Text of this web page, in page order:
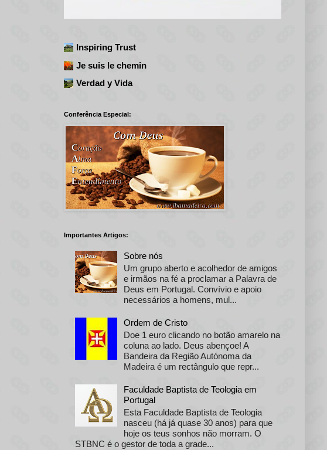
Inspiring Trust
Je suis le chemin
Verdad y Vida
Conferência Especial:
Importantes Artigos:
Sobre nós
Um grupo aberto e acolhedor de amigos
e irmãos na fé a proclamar a Palavra de
Deus em Portugal. Convívio e apoio
necessários a homens, mul...
Ordem de Cristo
Doe 1 euro clicando no botão amarelo na
coluna ao lado. Deus abençoe! A
Bandeira da Região Autónoma da
Madeira é um rectângulo que repr...
Faculdade Baptista de Teologia em
Portugal
Esta Faculdade Baptista de Teologia
nasceu (há já quase 30 anos) para que
hoje os teus sonhos não morram. O
STBNC é o gestor de toda a grade...